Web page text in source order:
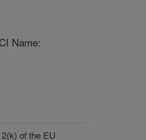
Name:
of the EU